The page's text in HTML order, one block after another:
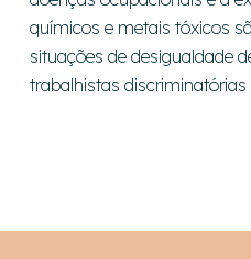
químicos e metais tóxicos
situações de desigualdade
trabalhistas discriminatórias